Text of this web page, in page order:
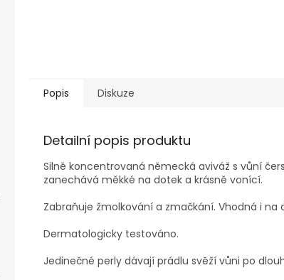
Popis Diskuze
Detailní popis produktu
Silně koncentrovaná německá aviváž s vůní
zanechává měkké na dotek a krásně vonící.
Zabraňuje žmolkování a zmačkání. Vhodná i na
Dermatologicky testováno.
Jedinečné perly dávají prádlu svěží vůni po